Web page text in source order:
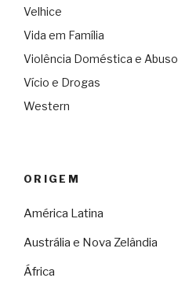
Velhice
Vida em Família
Violência Doméstica e Abuso
Vício e Drogas
Western
ORIGEM
América Latina
Austrália e Nova Zelândia
África